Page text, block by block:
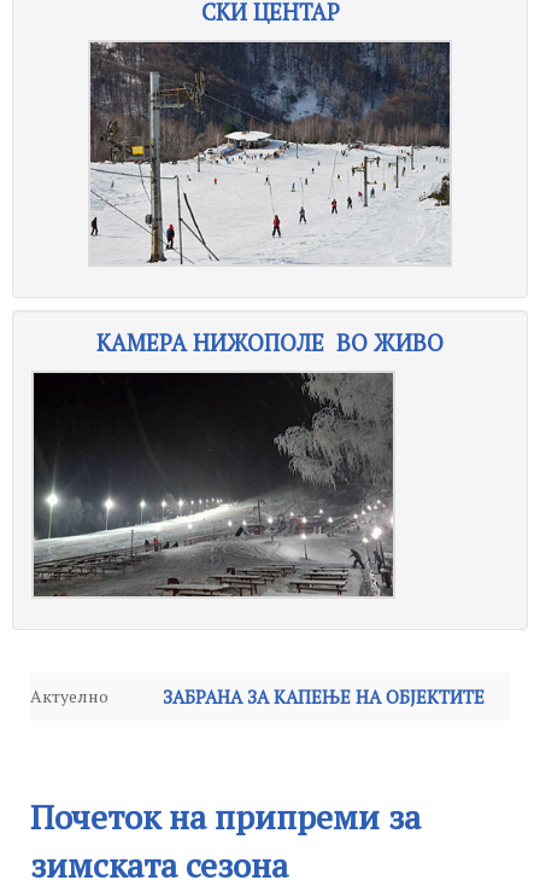
СКИ ЦЕНТАР
КАМЕРА НИЖОПОЛЕ ВО ЖИВО
Актуелно ЗАБРАНА ЗА КАПЕЊЕ НА ОБЈЕКТИТЕ
Работни средби на Јавното
Почеток на припреми за
зимската сезона